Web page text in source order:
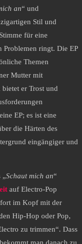
an“ und
Stil und
für eine
Problemen ringt. Die EP
Themen
Mutter mit
er Trost und
EP; es ist eine
die Härten des
eingängiger und
„Schaut mich an“
auf Electro-Pop
im Kopf mit der
Hip-Hop oder Pop,
zu trimmen“. Dass